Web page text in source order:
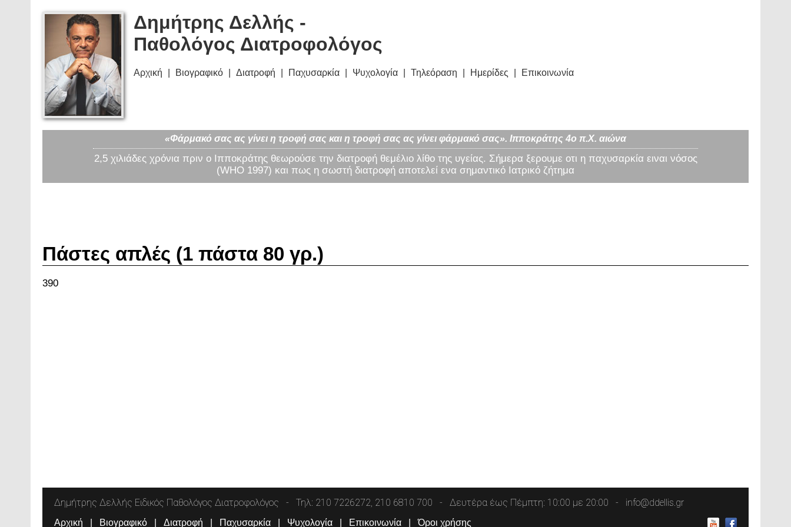
Δημήτρης Δελλής -
Παθολόγος Διατροφολόγος
Αρχική Βιογραφικό Διατροφή Παχυσαρκία Ψυχολογία Τηλεόραση Ημερίδες Επικοινωνία
«Φάρμακό σας ας γίνει η τροφή σας και η τροφή σας ας γίνει φάρμακό σας». Ιπποκράτης 4ο π.Χ. αιώνα
2,5 χιλιάδες χρόνια πριν ο Ιπποκράτης θεωρούσε την διατροφή θεμέλιο λίθο της υγείας. Σήμερα ξερουμε οτι η παχυσαρκία ειναι νόσος
(WHO 1997) και πως η σωστή διατροφή αποτελεί ενα σημαντικό Ιατρικό ζήτημα
Πάστες απλές (1 πάστα 80 γρ.)
390
Δημήτρης Δελλής Ειδικός Παθολόγος Διατροφολόγος Τηλ: 210 7226272, 210 6810 700 Δευτέρα έως Πέμπτη: 10:00 με 20:00 info@ddellis.gr
Αρχική Βιογραφικό Διατροφή Παχυσαρκία Ψυχολογία Επικοινωνία Όροι χρήσης